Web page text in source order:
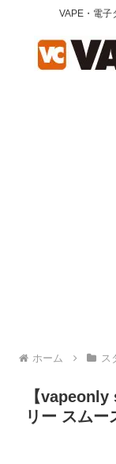
VAPE・電子
ホーム ス
【
リー スムー